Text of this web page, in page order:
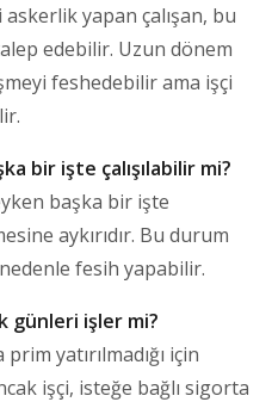
yapan çalışan, bu
edebilir. Uzun dönem
feshedebilir ama işçi
bir işte çalışılabilir mi?
başka bir işte
aykırıdır. Bu durum
fesih yapabilir.
günleri işler mi?
yatırılmadığı için
işçi, isteğe bağlı sigorta